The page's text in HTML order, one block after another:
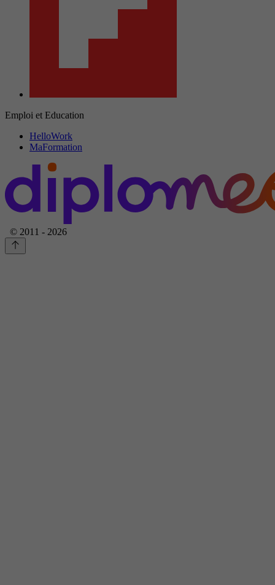
Emploi et Education
HelloWork
MaFormation
© 2011 - 2026